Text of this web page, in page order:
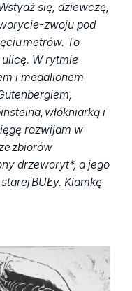
się, dziewczę,
zwoju pod
metrów. To
W rytmie
i medalionem
włókniarką i
rozwijam w
zbiorów
drzeworyt*, a jego
BUŁy. Klamkę